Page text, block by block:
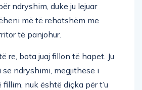
ndryshim, duke ju lejuar
më të rehatshëm me
të panjohur.
re, bota juaj fillon të hapet. Ju
ndryshimi, megjithëse i
nuk është diçka për t’u